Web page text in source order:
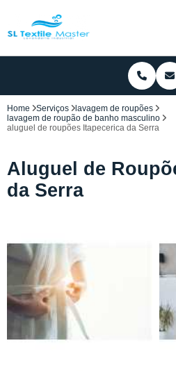
Home Serviços
lavagem de roupões
lavagem de roupão de banho masculino
aluguel de roupões Itapecerica da Serra
Aluguel de
da Serra